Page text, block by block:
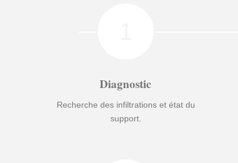
Diagnostic
Recherche des infiltrations et état du
support.